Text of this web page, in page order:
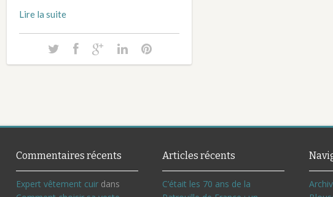
Lire la suite
Commentaires récents
Expert vêtement cuirdans
Articles récents
C’était les 70 ans de la